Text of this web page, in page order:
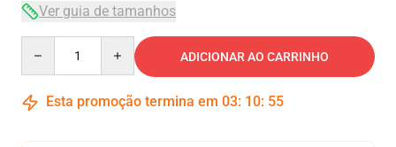
Ver guia de tamanhos
ADICIONAR AO CARRINHO
Esta promoção termina em 03: 10: 54